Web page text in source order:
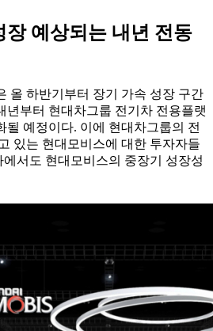
장 예상되는 내년 전동
올 하반기부터 장기 가속 성장 구간
년부터 현대차그룹 전기차 전용플랫
될 예정이다. 이에 현대차그룹의 전
있는 현대모비스에 대한 투자자들
서도 현대모비스의 중장기 성장성